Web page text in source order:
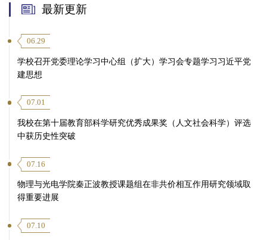
最新更新
06.29
学校召开党委理论学习中心组（扩大）学习会专题学习习近平党
建思想
07.01
我校在第十届教育部科学研究优秀成果奖（人文社会科学）评选
中获历史性突破
07.16
物理与光电学院秦正波教授课题组在非共价相互作用研究领域取
得重要进展
07.10